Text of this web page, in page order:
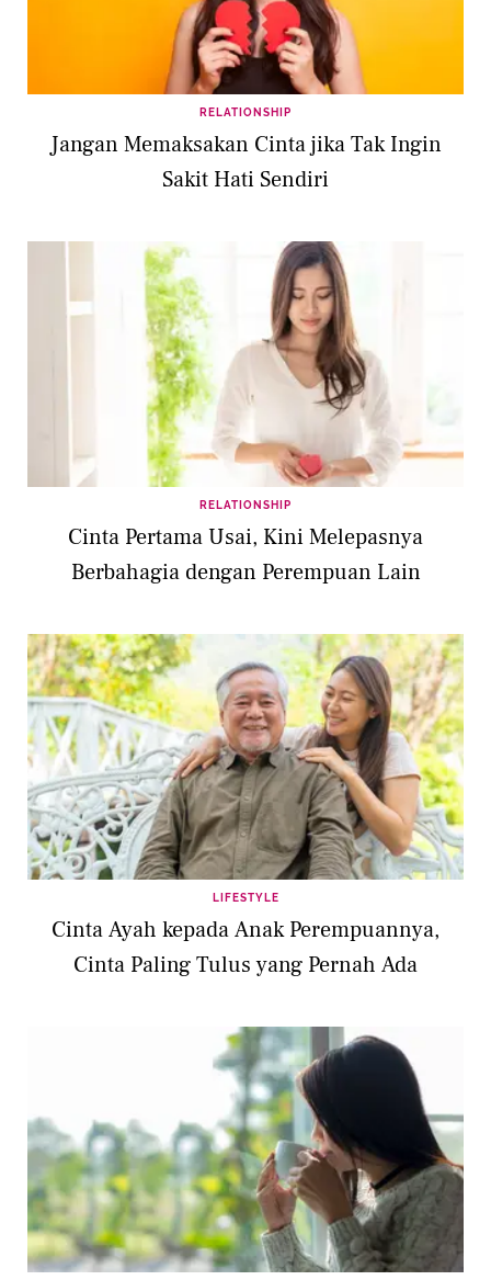
RELATIONSHIP
Jangan Memaksakan Cinta jika Tak Ingin
Sakit Hati Sendiri
RELATIONSHIP
Cinta Pertama Usai, Kini Melepasnya
Berbahagia dengan Perempuan Lain
LIFESTYLE
Cinta Ayah kepada Anak Perempuannya,
Cinta Paling Tulus yang Pernah Ada